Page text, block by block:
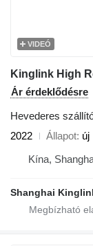
VIDEÓ
Ár érdeklődésre
Hevederes
2022
Állapot új
Kína,
Shanghai